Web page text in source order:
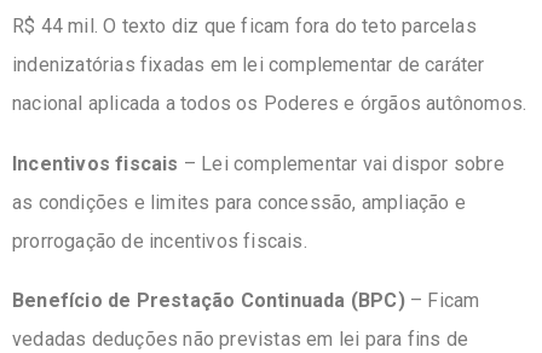
R$ 44 mil. O texto diz que ficam fora do teto parcelas
indenizatórias fixadas em lei complementar de caráter
nacional aplicada a todos os Poderes e órgãos autônomos.
Incentivos fiscais – Lei complementar vai dispor sobre
as condições e limites para concessão, ampliação e
prorrogação de incentivos fiscais.
Benefício de Prestação Continuada (BPC)– Ficam
vedadas deduções não previstas em lei para fins de